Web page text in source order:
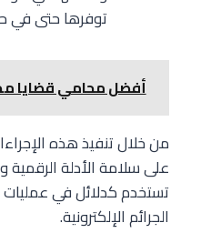
توفرها حتى في
أفضل محامي قضايا
من خلال تنفيذ هذه
على سلامة الأدلة الرقمية
تستخدم كدلائل في
الجرائم الإلكترونية.